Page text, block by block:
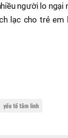
người lo ngại
lạc cho trẻ
yếu tố tâm linh